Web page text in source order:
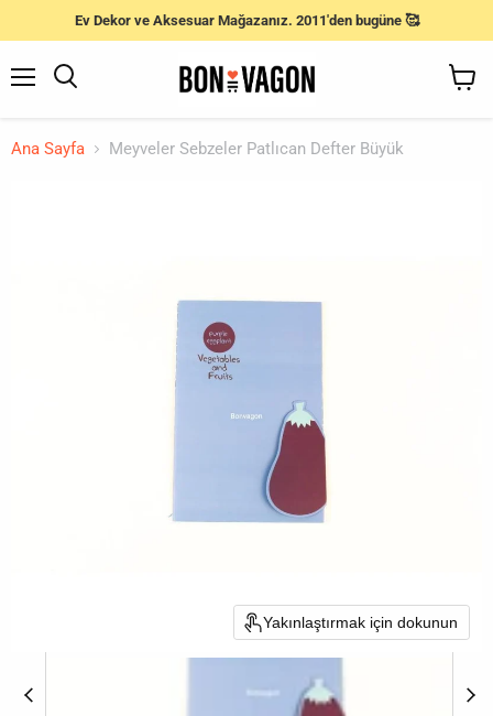
Ev Dekor ve Aksesuar Mağazanız. 2011'den bugüne 🥰
Ana Sayfa Meyveler Sebzeler Patlıcan Defter Büyük
Yakınlaştırmak için dokunun